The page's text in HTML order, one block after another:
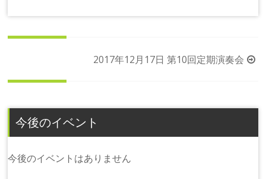
稿
ビ
ゲ
シ
2017年12月17日 第10回定期演奏会
今後のイベント
今後のイベントはありません